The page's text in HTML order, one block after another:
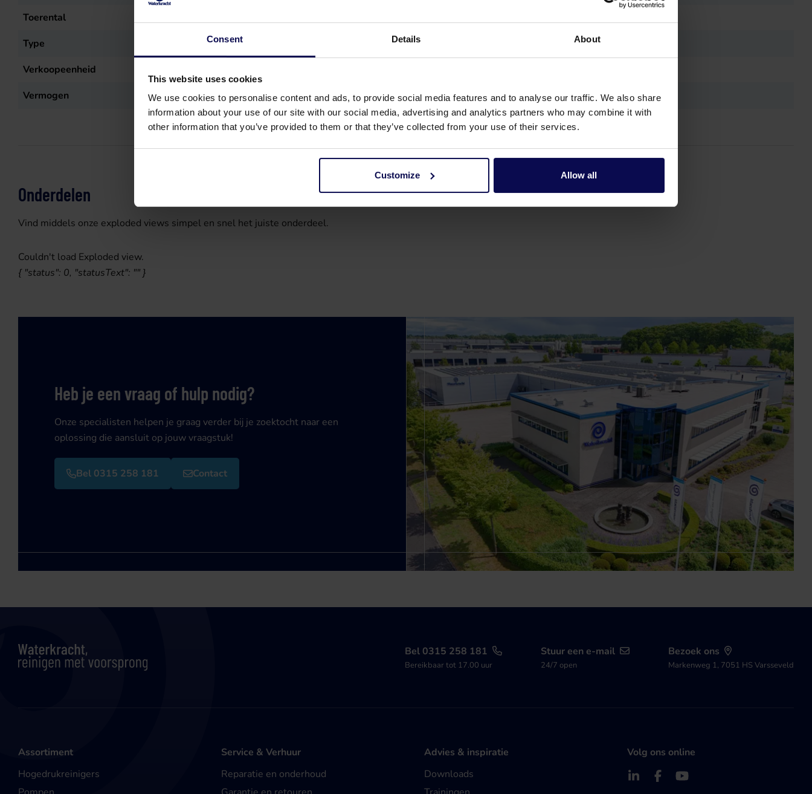
Consent Details About
This website uses cookies
We use cookies to personalise content and ads, to provide social media features and to analyse our traffic. We also share
information about your use of our site with our social media, advertising and analytics partners who may combine it with
other information that you’ve provided to them or that they’ve collected from your use of their services.
Customize Allow all
Toerental
Type
Verkoopeenheid
Vermogen
9,2kW
Onderdelen
Vind middels onze exploded views simpel en snel het juiste onderdeel.
Couldn't load Exploded view.
{ "status": 0, "statusText": "" }
Heb je een vraag of hulp nodig?
Onze specialisten helpen je graag verder bij je zoektocht naar een
oplossing die aansluit op jouw vraagstuk!
Bel 0315 258 181 Contact
Bel 0315 258 181
Bereikbaar tot 17.00 uur
Stuur een e-mail
24/7 open
Bezoek ons
Markenweg 1, 7051 HS Varsseveld
Assortiment
Hogedrukreinigers
Service & Verhuur
Reparatie en onderhoud
Advies & inspiratie
Downloads
Volg ons online